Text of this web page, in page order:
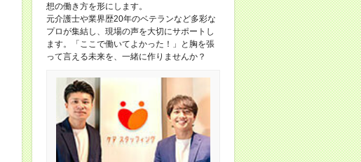
想の働き方を形にします。
元介護士や業界歴20年のベテランなど多彩な
プロが集結し、現場の声を大切にサポートし
ます。「ここで働いてよかった！」と胸を張
って言える未来を、一緒に作りませんか？